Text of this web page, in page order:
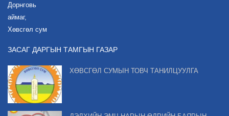
Дорнговь
аймаг,
Хөвсгөл сум
ЗАСАГ ДАРГЫН ТАМГЫН ГАЗАР
ХӨВСГӨЛ СУМЫН ТОВЧ ТАНИЛЦУУЛГА